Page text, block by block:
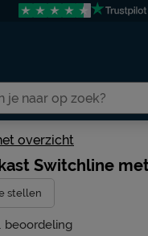
overzicht
Switchline
stellen
beoordeling